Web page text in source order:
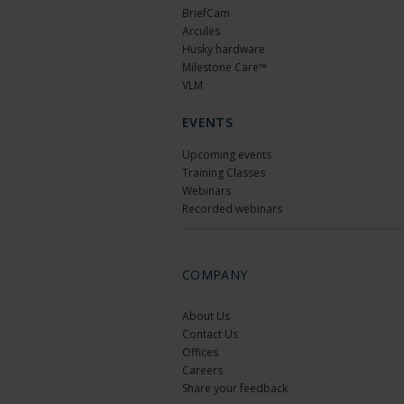
BriefCam
Arcules
Husky hardware
Milestone Care™
VLM
EVENTS
Upcoming events
Training Classes
Webinars
Recorded webinars
COMPANY
About Us
Contact Us
Offices
Careers
Share your feedback